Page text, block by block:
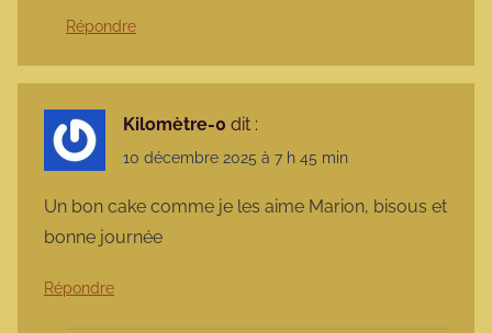
Répondre
Kilomètre-0 dit :
10 décembre 2025 à 7 h 45 min
Un bon cake comme je les aime Marion, bisous et
bonne journée
Répondre